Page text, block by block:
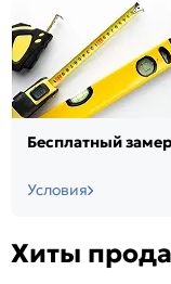
Бесплатный замер
Условия
Хиты